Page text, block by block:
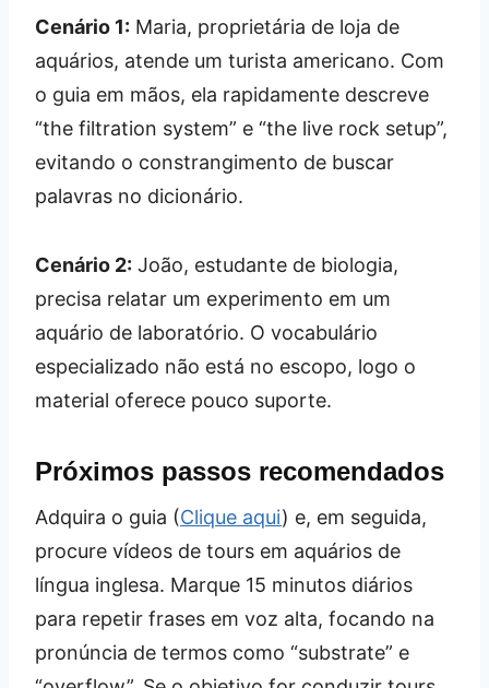
Cenário 1: Maria, proprietária de loja de
aquários, atende um turista americano. Com
o guia em mãos, ela rapidamente descreve
“the filtration system” e “the live rock setup”,
evitando o constrangimento de buscar
palavras no dicionário.
Cenário 2: João, estudante de biologia,
precisa relatar um experimento em um
aquário de laboratório. O vocabulário
especializado não está no escopo, logo o
material oferece pouco suporte.
Próximos passos recomendados
Adquira o guia (Clique aqui) e, em seguida,
procure vídeos de tours em aquários de
língua inglesa. Marque 15 minutos diários
para repetir frases em voz alta, focando na
pronúncia de termos como “substrate” e